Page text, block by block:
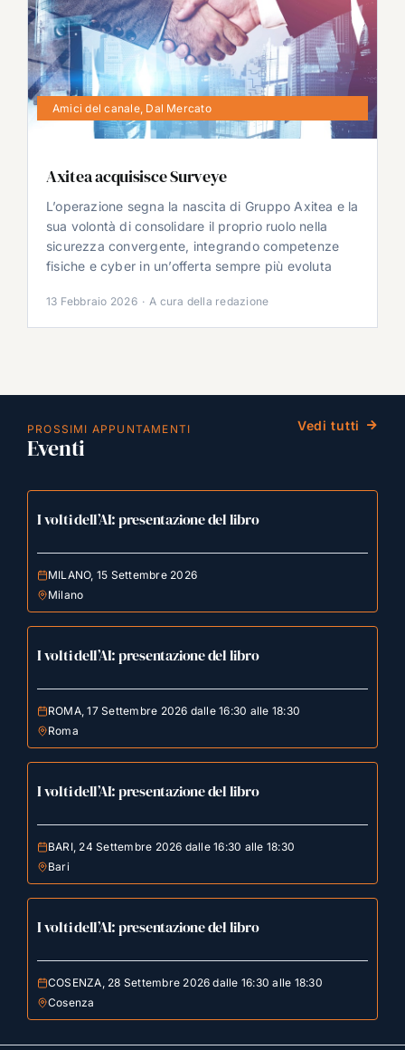
Amici del canale, Dal Mercato
Axitea acquisisce Surveye
L’operazione segna la nascita di Gruppo Axitea e la
sua volontà di consolidare il proprio ruolo nella
sicurezza convergente, integrando competenze
fisiche e cyber in un’offerta sempre più evoluta
13 Febbraio 2026 · A cura della redazione
PROSSIMI APPUNTAMENTI
Eventi
Vedi tutti
I volti dell’AI: presentazione del libro
MILANO, 15 Settembre 2026
Milano
I volti dell’AI: presentazione del libro
ROMA, 17 Settembre 2026 dalle 16:30 alle 18:30
Roma
I volti dell’AI: presentazione del libro
BARI, 24 Settembre 2026 dalle 16:30 alle 18:30
Bari
I volti dell’AI: presentazione del libro
COSENZA, 28 Settembre 2026 dalle 16:30 alle 18:30
Cosenza